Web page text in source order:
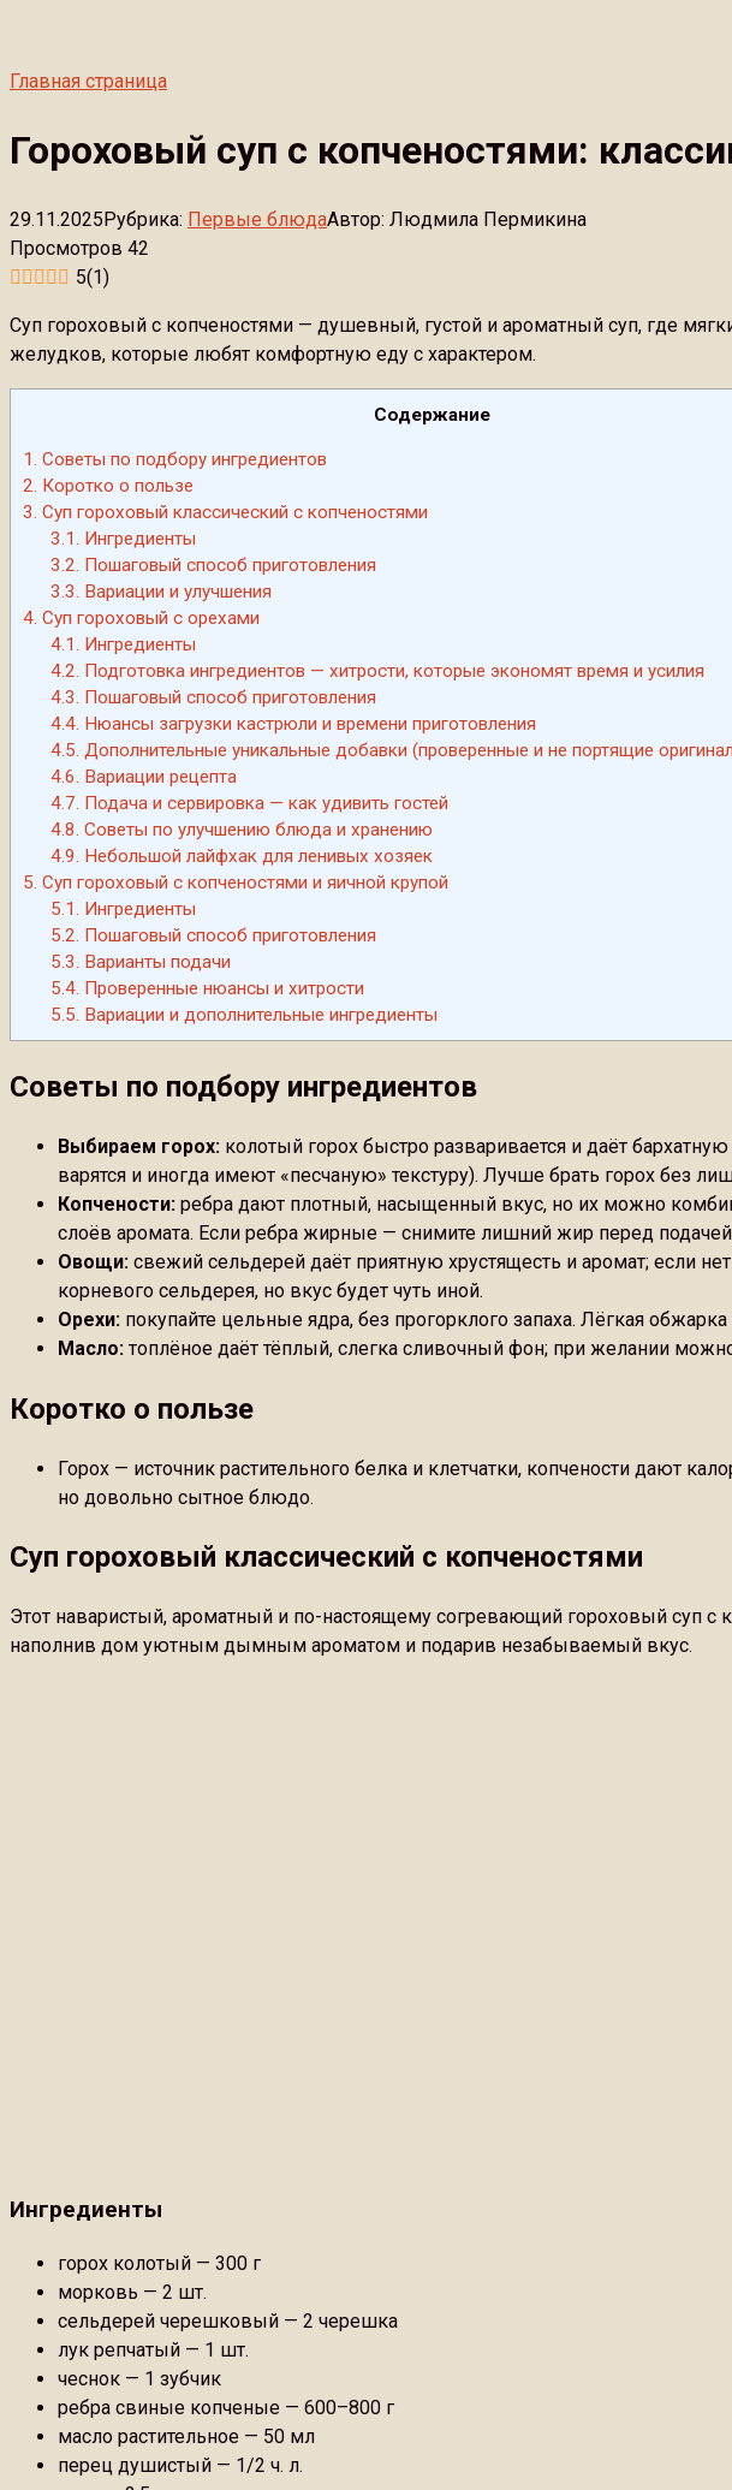
Главная страница
Гороховый суп с копченостями:
29.11.2025Рубрика: Первые блюдаАвтор: Людмила Пермикина
Просмотров 42
5(1)
Суп гороховый с копченостями — душевный, густой и ароматный суп, где
желудков, которые любят комфортную еду с характером.
Содержание
1. Советы по подбору ингредиентов
2. Коротко о пользе
3. Суп гороховый классический с копченостями
3.1. Ингредиенты
3.2. Пошаговый способ приготовления
3.3. Вариации и улучшения
4. Суп гороховый с орехами
4.1. Ингредиенты
4.2. Подготовка ингредиентов — хитрости, которые экономят время и усилия
4.3. Пошаговый способ приготовления
4.4. Нюансы загрузки кастрюли и времени приготовления
4.5. Дополнительные уникальные добавки (проверенные и не портящие
4.6. Вариации рецепта
4.7. Подача и сервировка — как удивить гостей
4.8. Советы по улучшению блюда и хранению
4.9. Небольшой лайфхак для ленивых хозяек
5. Суп гороховый с копченостями и яичной крупой
5.1. Ингредиенты
5.2. Пошаговый способ приготовления
5.3. Варианты подачи
5.4. Проверенные нюансы и хитрости
5.5. Вариации и дополнительные ингредиенты
Советы по подбору ингредиентов
Выбираем горох: колотый горох быстро разваривается и даёт
варятся и иногда имеют «песчаную» текстуру). Лучше брать горох без
Копчености: ребра дают плотный, насыщенный вкус, но их можно
слоёв аромата. Если ребра жирные — снимите лишний жир перед
Овощи: свежий сельдерей даёт приятную хрустящесть и аромат; если
корневого сельдерея, но вкус будет чуть иной.
Орехи: покупайте цельные ядра, без прогорклого запаха. Лёгкая
Масло: топлёное даёт тёплый, слегка сливочный фон; при желании
Коротко о пользе
Горох — источник растительного белка и клетчатки, копчености дают
но довольно сытное блюдо.
Суп гороховый классический с копченостями
Этот наваристый, ароматный и по-настоящему согревающий гороховый суп с
наполнив дом уютным дымным ароматом и подарив незабываемый вкус.
Ингредиенты
горох колотый — 300 г
морковь — 2 шт.
сельдерей черешковый — 2 черешка
лук репчатый — 1 шт.
чеснок — 1 зубчик
ребра свиные копченые — 600–800 г
масло растительное — 50 мл
перец душистый — 1/2 ч. л.